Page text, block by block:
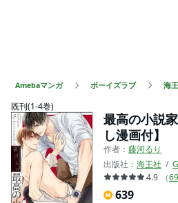
Amebaマンガ ボーイズラブ 海
既刊(1-4巻)
最高の小説
し漫画付】
作者： 藤河るり
出版社： 海王社
4.9
（69
639